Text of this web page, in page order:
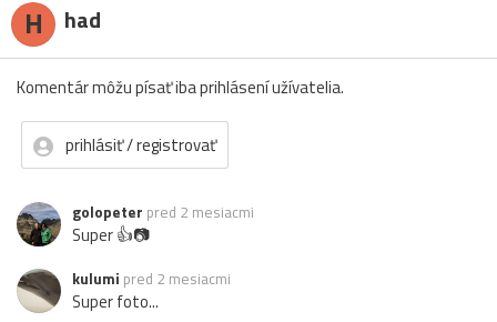
H had
Komentár môžu písať iba prihlásení užívatelia.
prihlásiť / registrovať
golopeter pred 2 mesiacmi
Super 👍📷
kulumi pred 2 mesiacmi
Super foto...